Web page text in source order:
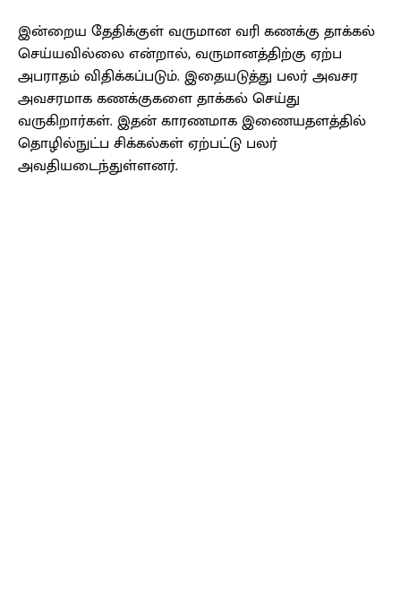
இன்றைய தேதிக்குள் வருமான வரி கணக்கு தாக்கல்
செய்யவில்லை என்றால், வருமானத்திற்கு ஏற்ப
அபராதம் விதிக்கப்படும். இதையடுத்து பலர் அவசர
அவசரமாக கணக்குகளை தாக்கல் செய்து
வருகிறார்கள். இதன் காரணமாக இணையதளத்தில்
தொழில்நுட்ப சிக்கல்கள் ஏற்பட்டு பலர்
அவதியடைந்துள்ளனர்.